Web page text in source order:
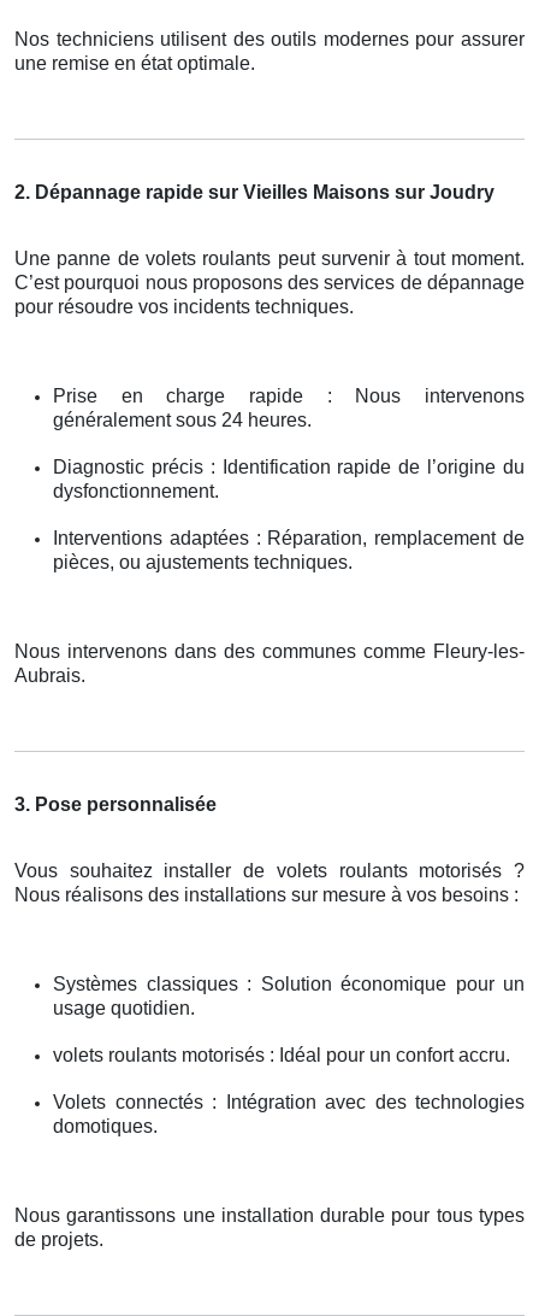
Nos techniciens utilisent des outils modernes pour assurer
une remise en état optimale.
2. Dépannage rapide sur Vieilles Maisons sur Joudry
Une panne de volets roulants peut survenir à tout moment.
C’est pourquoi nous proposons des services de dépannage
pour résoudre vos incidents techniques.
Prise en charge rapide : Nous intervenons
généralement sous 24 heures.
Diagnostic précis : Identification rapide de l’origine du
dysfonctionnement.
Interventions adaptées : Réparation, remplacement de
pièces, ou ajustements techniques.
Nous intervenons dans des communes comme Fleury-les-
Aubrais.
3. Pose personnalisée
Vous souhaitez installer de volets roulants motorisés ?
Nous réalisons des installations sur mesure à vos besoins :
Systèmes classiques : Solution économique pour un
usage quotidien.
volets roulants motorisés : Idéal pour un confort accru.
Volets connectés : Intégration avec des technologies
domotiques.
Nous garantissons une installation durable pour tous types
de projets.